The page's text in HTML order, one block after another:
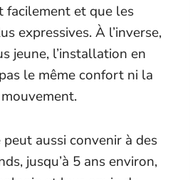
facilement et que les
expressives. À l’inverse,
jeune, l’installation en
le même confort ni la
aussi convenir à des
jusqu’à 5 ans environ,